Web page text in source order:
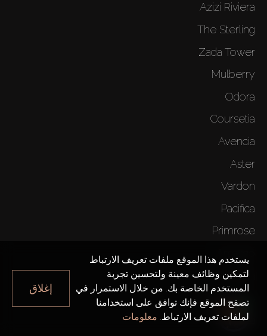
Azizi Riviera
The Sterling
Zada Tower
Mulberry
Odora
Coursetia
Avencia
Aster
Vardon
Pacifica
Primrose
Victoria
15 Northside
Golf Vita
يستخدم هذا الموقع ملفات تعريف الارتباط
لتمكين وظائف معينة ولتحسين تجربة
المستخدم الخاصة بك. من خلال الاستمرار في
تصفح الموقع فإنك توافق على استخدامنا
لملفات تعريف الارتباط. معلومات
إغلاق